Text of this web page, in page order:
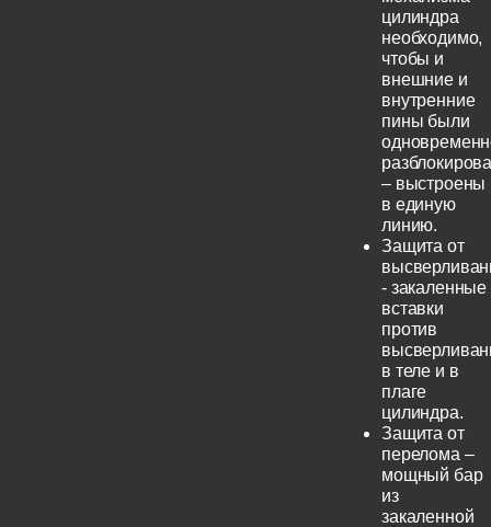
цилиндра
необходимо,
чтобы и
внешние и
внутренние
пины были
– выстроены
в единую
линию.
Защита от
- закаленные
вставки
против
в теле и в
плаге
цилиндра.
Защита от
перелома –
мощный бар
из
закаленной